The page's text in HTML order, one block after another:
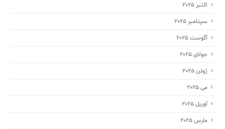
اکتبر 2025
سپتامبر 2025
آگوست 2025
جولای 2025
ژوئن 2025
می 2025
آوریل 2025
مارس 2025